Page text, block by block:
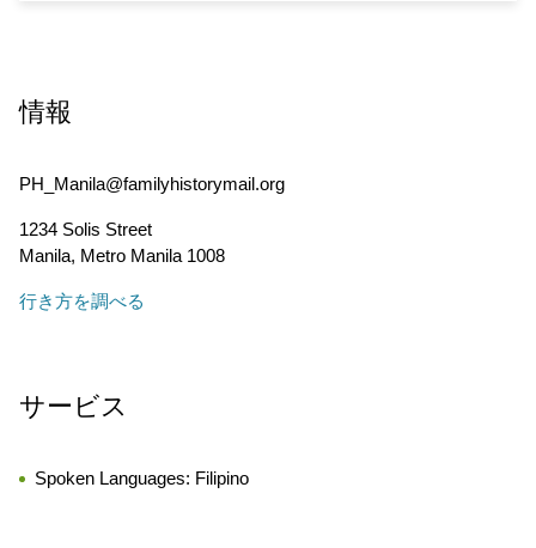
情報
PH_Manila@familyhistorymail.org
1234 Solis Street
Manila, Metro Manila 1008
行き方を調べる
サービス
Spoken Languages: Filipino